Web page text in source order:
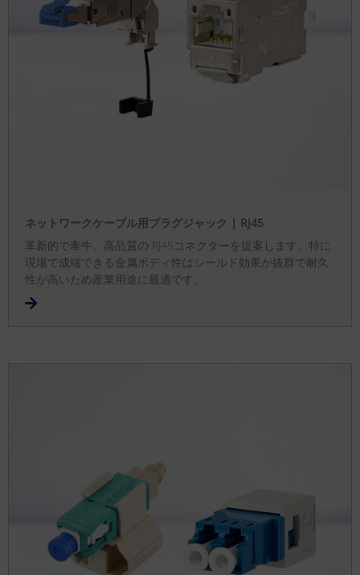
ネットワークケーブル用プラグジャック | RJ45
革新的で牽牛、高品質の RJ45コネクターを提案します。特に
現場で成端できる金属ボディ性はシールド効果が抜群で耐久
性が高いため産業用途に最適です。